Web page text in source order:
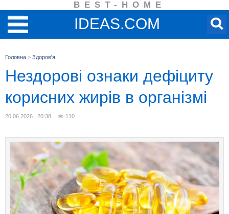
BEST-HOME
IDEAS.COM
Головна > Здоров'я
Нездорові ознаки дефіциту
корисних жирів в організмі
20.06.2026 20:38 110